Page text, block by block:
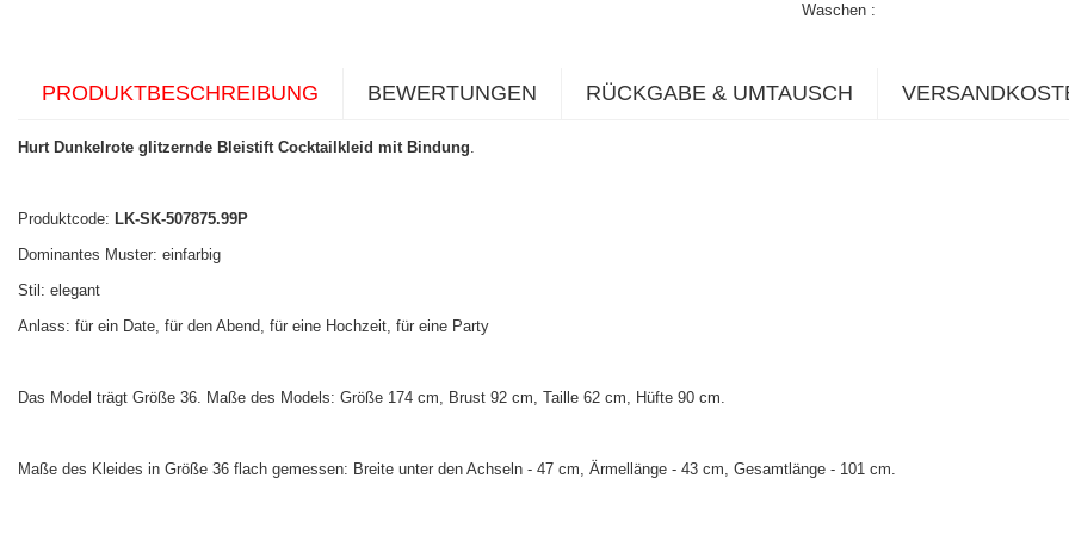
Waschen
PRODUKTBESCHREIBUNG BEWERTUNGEN RÜCKGABE & UMTAUSCH
Hurt Dunkelrote glitzernde Bleistift Cocktailkleid mit Bindung.
Produktcode: LK-SK-507875.99P
Dominantes Muster: einfarbig
Stil: elegant
Anlass: für ein Date, für den Abend, für eine Hochzeit, für eine Party
Das Model trägt Größe 36. Maße des Models: Größe 174 cm, Brust 92 cm, Taille 62 cm, Hüfte 90 cm.
Maße des Kleides in Größe 36 flach gemessen: Breite unter den Achseln - 47 cm, Ärmellänge - 43 cm, Gesamtlänge - 101 cm.